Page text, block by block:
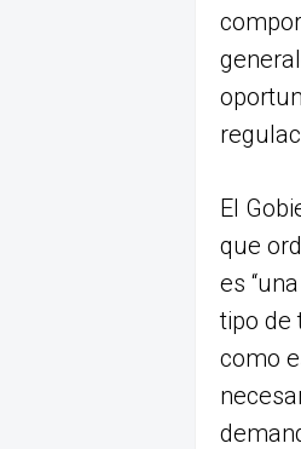
El
que
es
tipo de
como